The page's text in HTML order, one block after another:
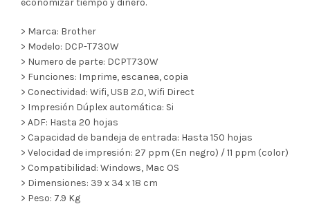
economizar tiempo y dinero.
> Marca: Brother
> Modelo: DCP-T730W
> Numero de parte: DCPT730W
> Funciones: Imprime, escanea, copia
> Conectividad: Wifi, USB 2.0, Wifi Direct
> Impresión Dúplex automática: Si
> ADF: Hasta 20 hojas
> Capacidad de bandeja de entrada: Hasta 150 hojas
> Velocidad de impresión: 27 ppm (En negro) / 11 ppm (color)
> Compatibilidad: Windows, Mac OS
> Dimensiones: 39 x 34 x 18 cm
> Peso: 7.9 Kg